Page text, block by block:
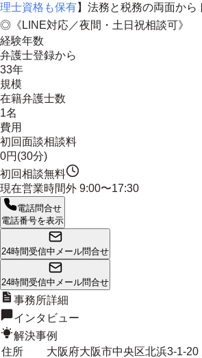
理士資格も保有】 法務と税務の両面から
◎《LINE対応／夜間・土日祝相談可》
経験年数
弁護士登録から
33年
規模
在籍弁護士数
1名
費用
初回面談相談料
0円(30分)
初回相談無料
現在営業時間外 9:00〜17:30
電話問合せ
電話番号を表示
24時間受信中 メール問合せ
24時間受信中 メール問合せ
事務所詳細
インタビュー
解決事例
住所
大阪府大阪市中央区北浜3-1-20